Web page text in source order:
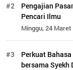
#2
Pengajian
Pencari Ilmu
Minggu, 24
#3
Perkuat
bersama Syekh